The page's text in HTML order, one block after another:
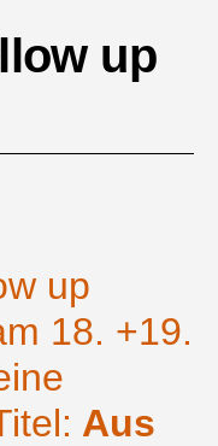
up
up
18. +19.
Aus